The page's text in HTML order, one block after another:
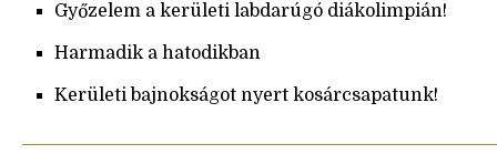
Győzelem a kerületi labdarúgó diákolimpián!
Harmadik a hatodikban
Kerületi bajnokságot nyert kosárcsapatunk!